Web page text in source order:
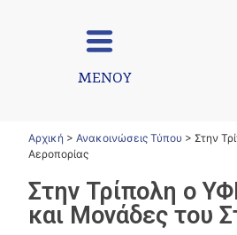
ΜΕΝΟΥ
Αρχική > Ανακοινώσεις Τύπου > Στην
Αεροπορίας
Στην Τρίπολη ο
και Μονάδες του